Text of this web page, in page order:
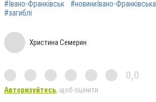
#Івано-Франківськ #новиниІвано-Франківська
#загиблі
Христина Семерин
0,0
Авторизуйтесь, щоб оцінити